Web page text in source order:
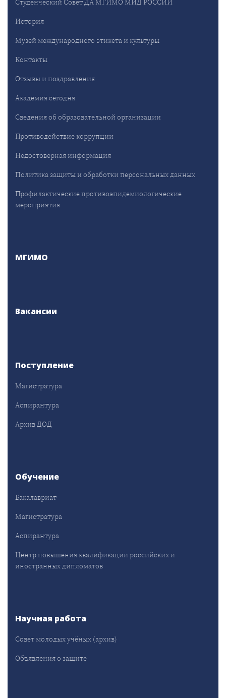
Студенческий Совет ДА МГИМО МИД РОССИИ
История
Музей международного этикета и культуры
Контакты
Отзывы и поздравления
Академия сегодня
Сведения об образовательной организации
Противодействие коррупции
Недостоверная информация
Политика защиты и обработки персональных данных
Профилактические противоэпидемиологические
мероприятия
МГИМО
Вакансии
Поступление
Магистратура
Аспирантура
Архив ДОД
Обучение
Бакалавриат
Магистратура
Аспирантура
Центр повышения квалификации российских и
иностранных дипломатов
Научная работа
Совет молодых учёных (архив)
Объявления о защите